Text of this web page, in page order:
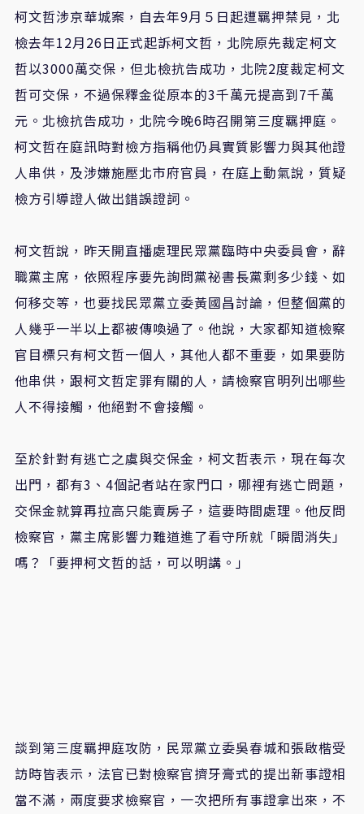
柯文哲涉京華城案，自去年9月５日起遭羈押禁見，北
檢去年12月26日正式起訴柯文哲，北院原先裁定柯文
哲以3000萬交保，但北檢抗告成功，北院2度裁定柯文
哲可交保，不過保釋金從原本的3千萬元提高到7千萬
元。北檢抗告成功，北院今晚6時召開第三度羈押庭。
柯文哲在庭訊時對檢方指稱他仍具實質影響力與其他證
人串供，及涉嫌施壓北市府官員，在庭上動氣說，質疑
檢方引導證人做出錯誤證詞。
柯文哲說，昨天開直播處理民眾黨臨時中央委員會，辭
職黨主席，依照程序要先詢問黨祕書長黨剩多少錢、如
何移交等，也要找民眾黨立委黃國昌討論，但整個黨的
人幾乎一半以上都被傳喚過了。他說，大家都知道檢察
官目標只有柯文哲一個人，其他人都不重要，如果要防
他串供，跟柯文哲定罪有關的人，請檢察官明列出哪些
人不得接觸，他絕對不會接觸。
至於針對有逃亡之虞與交保金，柯文哲表示，現在每次
出門，都有3、4個記者站在家門口，哪裡有逃亡問題，
交保金就算再拉高只能賣房子，這要時間處理。他反問
檢察官，黨主席影響力難道進了看守所就「瞬間消失」
嗎？「要押柯文哲的話，可以明講。」
談到第三度羈押庭攻防，民眾黨立委吳春城和張啟楷受
訪時皆表示，法官已對檢察官擠牙膏式的提出新事證相
當不滿，兩度要求檢察官，一次把所有事證拿出來，不